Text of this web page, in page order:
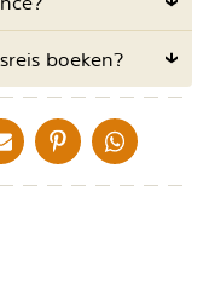
boeken?
X
DELEN VIA DE MAIL
DELEN OP PINTEREST
DELEN OP